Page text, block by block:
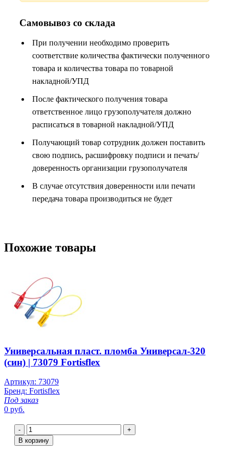
Самовывоз со склада
При получении необходимо проверить
соответствие количества фактически полученного
товара и количества товара по товарной
накладной/УПД
После фактического получения товара
ответственное лицо грузополучателя должно
расписаться в товарной накладной/УПД
Получающий товар сотрудник должен поставить
свою подпись, расшифровку подписи и печать/
доверенность организации грузополучателя
В случае отсутствия доверенности или печати
передача товара производиться не будет
Похожие товары
Универсальная пласт. пломба Универсал-320
(син) | 73079 Fortisflex
Артикул: 73079
Бренд: Fortisflex
Под заказ
0 руб.
-
+
В корзину